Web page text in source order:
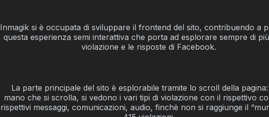
Inmagik si è occupata di sviluppare il frontend del sito, contribuendo a
questa esperienza semi interattiva che porta ad esplorare sempre di
violazione e le risposte di Facebook.
La parte principale del sito è esplorabile tramite lo scroll della
mano che si scrolla, si vedono i vari tipi di violazione con il rispettivo
rispettivi messaggi, comunicazioni, audio, finchè non si raggiunge il